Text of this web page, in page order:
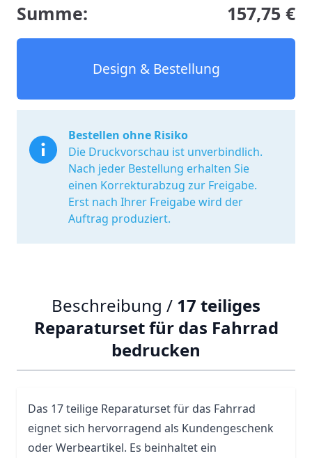
Summe: 157,75 €
Design & Bestellung
Bestellen ohne Risiko
Die Druckvorschau ist unverbindlich.
Nach jeder Bestellung erhalten Sie
einen Korrekturabzug zur Freigabe.
Erst nach Ihrer Freigabe wird der
Auftrag produziert.
Beschreibung / 17 teiliges
Reparaturset für das Fahrrad
bedrucken
Das 17 teilige Reparaturset für das Fahrrad
eignet sich hervorragend als Kundengeschenk
oder Werbeartikel. Es beinhaltet ein